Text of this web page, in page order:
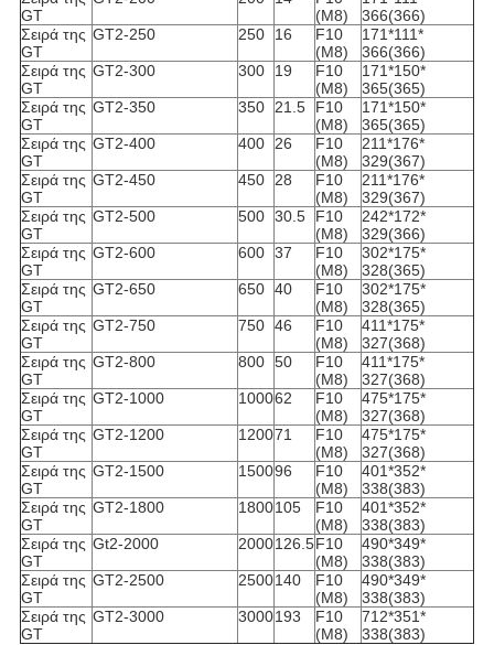
GT
(M8)
366(366)
Σειρά της
GT
GT2-250 250 16
F10
(M8)
171*111*
366(366)
Σειρά της
GT
GT2-300 300 19
F10
(M8)
171*150*
365(365)
Σειρά της
GT
GT2-350 350 21.5
F10
(M8)
171*150*
365(365)
Σειρά της
GT
GT2-400 400 26
F10
(M8)
211*176*
329(367)
Σειρά της
GT
GT2-450 450 28
F10
(M8)
211*176*
329(367)
Σειρά της
GT
GT2-500 500 30.5
F10
(M8)
242*172*
329(366)
Σειρά της
GT
GT2-600 600 37
F10
(M8)
302*175*
328(365)
Σειρά της
GT
GT2-650 650 40
F10
(M8)
302*175*
328(365)
Σειρά της
GT
GT2-750 750 46
F10
(M8)
411*175*
327(368)
Σειρά της
GT
GT2-800 800 50
F10
(M8)
411*175*
327(368)
Σειρά της
GT
GT2-1000 100062
F10
(M8)
475*175*
327(368)
Σειρά της
GT
GT2-1200 120071
F10
(M8)
475*175*
327(368)
Σειρά της
GT
GT2-1500 150096
F10
(M8)
401*352*
338(383)
Σειρά της
GT
GT2-1800 1800105
F10
(M8)
401*352*
338(383)
Σειρά της
GT
Gt2-2000 2000126.5F10
(M8)
490*349*
338(383)
Σειρά της
GT
GT2-2500 2500140
F10
(M8)
490*349*
338(383)
Σειρά της
GT
GT2-3000 3000193
F10
(M8)
712*351*
338(383)